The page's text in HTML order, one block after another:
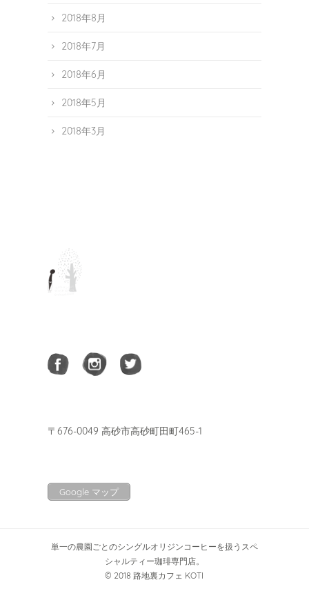
2018年8月
2018年7月
2018年6月
2018年5月
2018年3月
〒676-0049 高砂市高砂町田町465-1
Google マップ
単一の農園ごとのシングルオリジンコーヒーを扱うスペ
シャルティー珈琲専門店。
© 2018 路地裏カフェ KOTI